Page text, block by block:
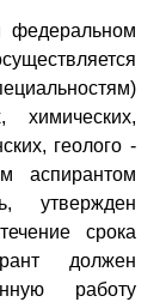
федеральном
химических,
геолого -
аспирантом
утвержден
срока
должен
работу